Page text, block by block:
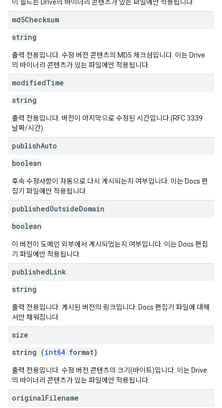
이 필드는 Drive의 바이너리 콘텐츠가 있는 파일에만 적용됩니다.
md5Checksum
string
출력 전용입니다. 수정 버전 콘텐츠의 MD5 체크섬입니다. 이는 Drive
의 바이너리 콘텐츠가 있는 파일에만 적용됩니다.
modifiedTime
string
출력 전용입니다. 버전이 마지막으로 수정된 시간입니다 (RFC 3339
날짜/시간).
publishAuto
boolean
후속 수정사항이 자동으로 다시 게시되는지 여부입니다. 이는 Docs 편
집기 파일에만 적용됩니다.
publishedOutsideDomain
boolean
이 버전이 도메인 외부에서 게시되었는지 여부입니다. 이는 Docs 편집
기 파일에만 적용됩니다.
publishedLink
string
출력 전용입니다. 게시된 버전의 링크입니다. Docs 편집기 파일에 대해
서만 채워집니다.
size
string (int64 format)
출력 전용입니다. 수정 버전 콘텐츠의 크기(바이트)입니다. 이는 Drive
의 바이너리 콘텐츠가 있는 파일에만 적용됩니다.
originalFilename